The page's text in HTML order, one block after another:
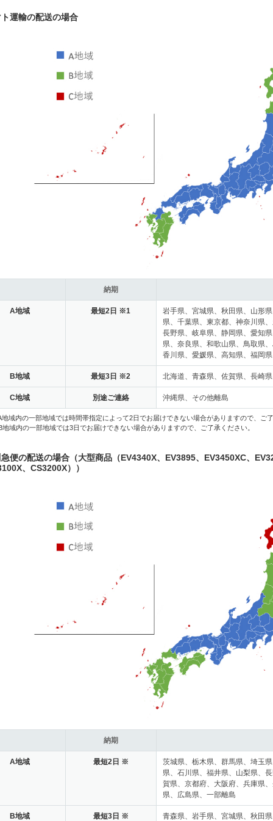
運輸の配送の場合
納期
A地域 最短2日 ※1
岩手県、宮城県、秋田県、山形
県、千葉県、東京都、神奈川県
長野県、岐阜県、静岡県、愛知
県、奈良県、和歌山県、鳥取県
香川県、愛媛県、高知県、福岡
B地域 最短3日 ※2 北海道、青森県、佐賀県、長崎
C地域 別途ご連絡 沖縄県、その他離島
域内の一部地域では時間帯指定によって2日でお届けできない場合がありますので、ご
域内の一部地域では3日でお届けできない場合がありますので、ご了承ください。
便の配送の場合（大型商品（EV4340X、EV3895、EV3450XC、
、CS3200X））
納期
A地域 最短2日 ※
茨城県、栃木県、群馬県、埼玉
県、石川県、福井県、山梨県、
賀県、京都府、大阪府、兵庫県
県、広島県、一部離島
B地域 最短3日 ※ 青森県、岩手県、宮城県、秋田